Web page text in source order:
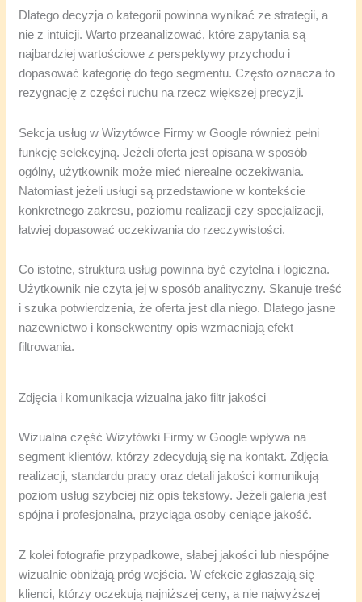
Dlatego decyzja o kategorii powinna wynikać ze strategii, a
nie z intuicji. Warto przeanalizować, które zapytania są
najbardziej wartościowe z perspektywy przychodu i
dopasować kategorię do tego segmentu. Często oznacza to
rezygnację z części ruchu na rzecz większej precyzji.
Sekcja usług w Wizytówce Firmy w Google również pełni
funkcję selekcyjną. Jeżeli oferta jest opisana w sposób
ogólny, użytkownik może mieć nierealne oczekiwania.
Natomiast jeżeli usługi są przedstawione w kontekście
konkretnego zakresu, poziomu realizacji czy specjalizacji,
łatwiej dopasować oczekiwania do rzeczywistości.
Co istotne, struktura usług powinna być czytelna i logiczna.
Użytkownik nie czyta jej w sposób analityczny. Skanuje treść
i szuka potwierdzenia, że oferta jest dla niego. Dlatego jasne
nazewnictwo i konsekwentny opis wzmacniają efekt
filtrowania.
Zdjęcia i komunikacja wizualna jako filtr jakości
Wizualna część Wizytówki Firmy w Google wpływa na
segment klientów, którzy zdecydują się na kontakt. Zdjęcia
realizacji, standardu pracy oraz detali jakości komunikują
poziom usług szybciej niż opis tekstowy. Jeżeli galeria jest
spójna i profesjonalna, przyciąga osoby ceniące jakość.
Z kolei fotografie przypadkowe, słabej jakości lub niespójne
wizualnie obniżają próg wejścia. W efekcie zgłaszają się
klienci, którzy oczekują najniższej ceny, a nie najwyższej